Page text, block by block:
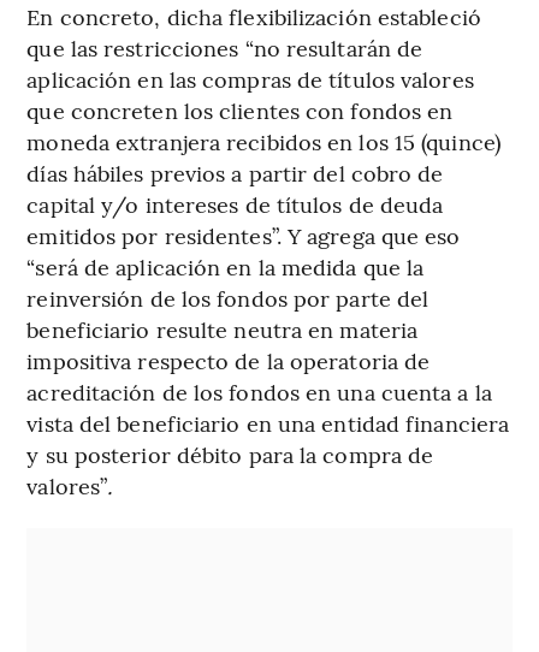
En concreto, dicha flexibilización estableció
que las restricciones “no resultarán de
aplicación en las compras de títulos valores
que concreten los clientes con fondos en
moneda extranjera recibidos en los 15 (quince)
días hábiles previos a partir del cobro de
capital y/o intereses de títulos de deuda
emitidos por residentes”. Y agrega que eso
“será de aplicación en la medida que la
reinversión de los fondos por parte del
beneficiario resulte neutra en materia
impositiva respecto de la operatoria de
acreditación de los fondos en una cuenta a la
vista del beneficiario en una entidad financiera
y su posterior débito para la compra de
valores”.